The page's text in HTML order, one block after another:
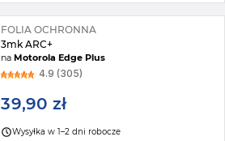
FOLIA OCHRONNA
3mk ARC+
naMotorola Edge Plus
4.9 (305)
39,90 zł
Wysyłka w 1–2 dni robocze